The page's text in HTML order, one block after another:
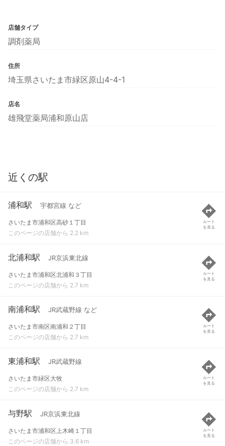
店舗タイプ
調剤薬局
住所
埼玉県さいたま市緑区原山4-4-1
店名
雄飛堂薬局浦和原山店
近くの駅
浦和駅 宇都宮線 など
さいたま市浦和区高砂１丁目
このページの店舗から 2.2 km
ルート
を見る
北浦和駅 JR京浜東北線
さいたま市浦和区北浦和３丁目
このページの店舗から 2.7 km
ルート
を見る
南浦和駅 JR武蔵野線 など
さいたま市南区南浦和２丁目
このページの店舗から 2.7 km
ルート
を見る
東浦和駅 JR武蔵野線
さいたま市緑区大牧
このページの店舗から 2.7 km
ルート
を見る
与野駅 JR京浜東北線
さいたま市浦和区上木崎１丁目
このページの店舗から 3.6 km
ルート
を見る